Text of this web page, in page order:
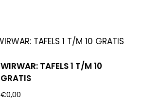
WIRWAR: TAFELS 1 T/M 10
GRATIS
€0,00